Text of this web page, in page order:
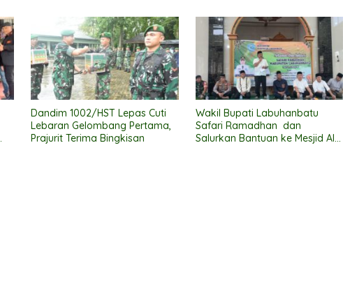
Dandim 1002/HST Lepas Cuti
Lebaran Gelombang Pertama,
Prajurit Terima Bingkisan
Wakil Bupati Labuhanbatu
Safari Ramadhan dan
Salurkan Bantuan ke Mesjid Al